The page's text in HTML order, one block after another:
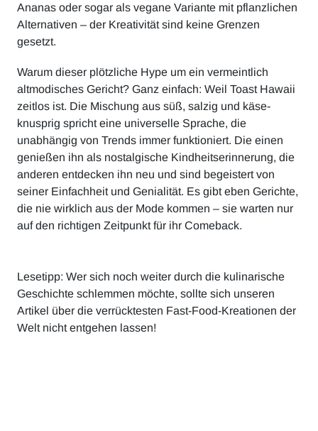
Ananas oder sogar als vegane Variante mit pflanzlichen
Alternativen – der Kreativität sind keine Grenzen
gesetzt.
Warum dieser plötzliche Hype um ein vermeintlich
altmodisches Gericht? Ganz einfach: Weil Toast Hawaii
zeitlos ist. Die Mischung aus süß, salzig und käse-
knusprig spricht eine universelle Sprache, die
unabhängig von Trends immer funktioniert. Die einen
genießen ihn als nostalgische Kindheitserinnerung, die
anderen entdecken ihn neu und sind begeistert von
seiner Einfachheit und Genialität. Es gibt eben Gerichte,
die nie wirklich aus der Mode kommen – sie warten nur
auf den richtigen Zeitpunkt für ihr Comeback.
Lesetipp: Wer sich noch weiter durch die kulinarische
Geschichte schlemmen möchte, sollte sich unseren
Artikel über die verrücktesten Fast-Food-Kreationen der
Welt nicht entgehen lassen!